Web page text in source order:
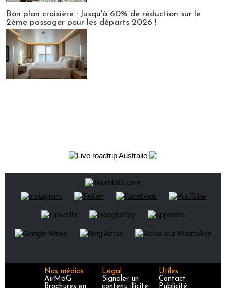
Bon plan croisière : Jusqu'à 60% de réduction sur le
2ème passager pour les départs 2026 !
Nos médias
AirMaG
Légal
Signaler un
Utiles
Contact